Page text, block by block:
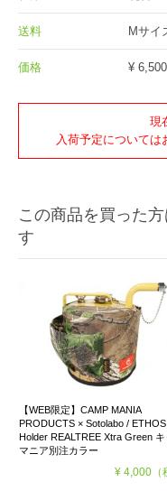
送料 Mサイ
価格 ¥ 6,500
現
入荷予定については
この商品を買った
す
【WEB限定】CAMP MANIA
PRODUCTS × Sotolabo /
Holder REALTREE Xtra Green
マニア別注カラー
¥ 4,000（